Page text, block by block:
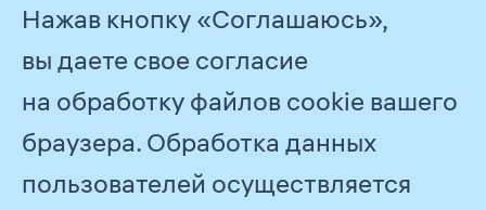
© 2026ПАО «Газпром»
2018
Нажав кнопку «Соглашаюсь»,
вы даете свое согласие
на обработку файлов cookie вашего
браузера. Обработка данных
пользователей осуществляется